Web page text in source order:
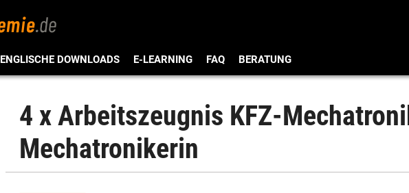
ENGLISCHE DOWNLOADS E-LEARNING FAQ BERATUNG
4 x Arbeitszeugnis KFZ-
Mechatronikerin